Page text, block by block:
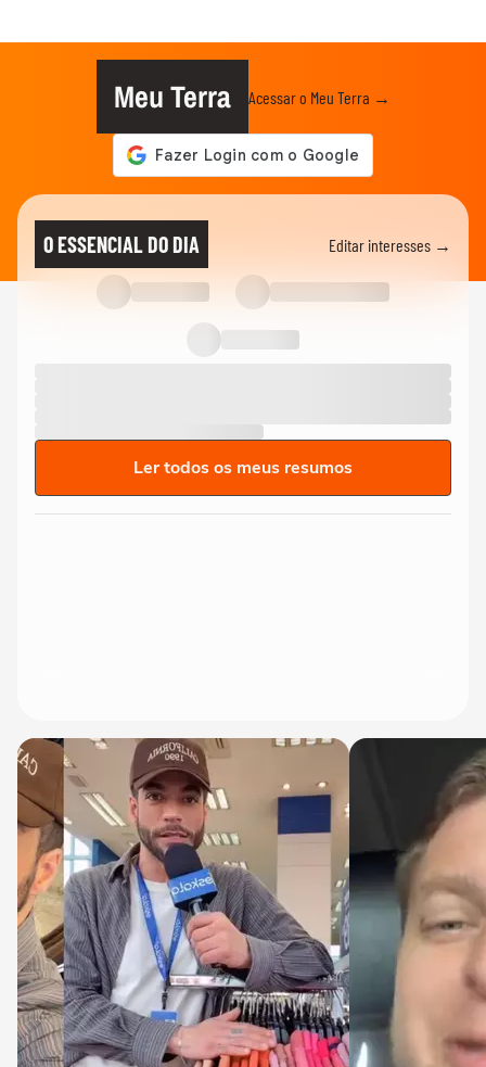
Meu Terra Acessar o Meu Terra →
O ESSENCIAL DO DIA Editar interesses →
Ler todos os meus resumos